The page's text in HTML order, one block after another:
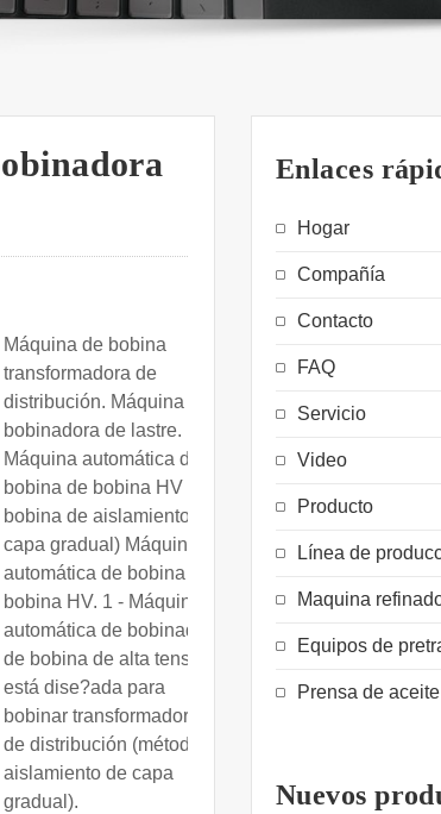
Máquina de bobina
transformadora de
distribución. Máquina
bobinadora de lastre.
Máquina automática de
bobina de bobina HV (con
bobina de aislamiento de
capa gradual) Máquina
automática de bobina de
bobina HV. 1 - Máquina
automática de bobinado
de bobina de alta tensión:
está dise?ada para
bobinar transformadores
de distribución (método de
aislamiento de capa
gradual).
Enlaces
Hogar
Compañía
Contacto
FAQ
Servicio
Video
Producto
Línea de
Maquina
Equipos de
Prensa de
Nuevos